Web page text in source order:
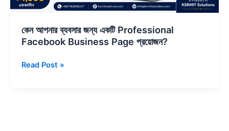
কেন আপনার ব্যবসার জন্য একটি Professional
Facebook Business Page প্রয়োজন?
Read Post »